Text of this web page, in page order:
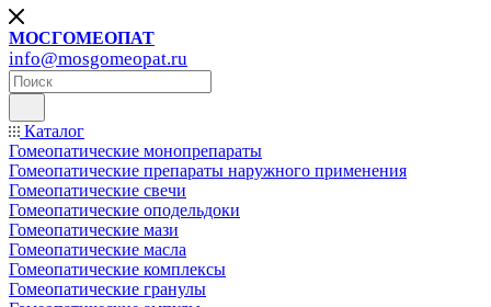
МОСГОМЕОПАТ
info@mosgomeopat.ru
Каталог
Гомеопатические монопрепараты
Гомеопатические препараты наружного применения
Гомеопатические свечи
Гомеопатические оподельдоки
Гомеопатические мази
Гомеопатические масла
Гомеопатические комплексы
Гомеопатические гранулы